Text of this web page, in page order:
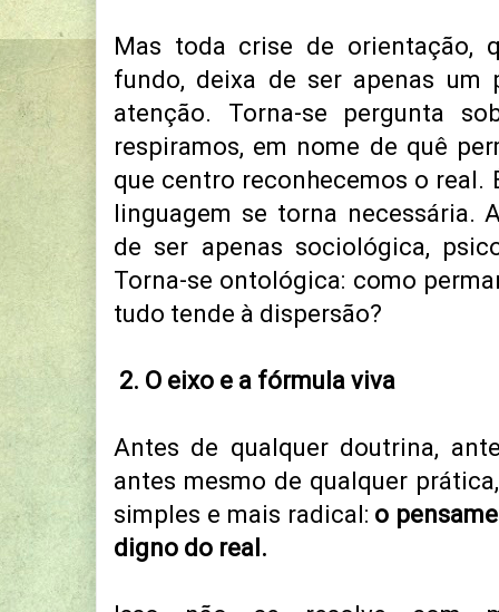
Mas toda crise de orientação,
fundo, deixa de ser apenas um
atenção. Torna-se pergunta
respiramos, em nome de quê
que centro reconhecemos o real.
linguagem se torna necessária.
de ser apenas sociológica,
Torna-se ontológica: como
tudo tende à dispersão?
2. O eixo e a fórmula viva
Antes de qualquer doutrina,
antes mesmo de qualquer
simples e mais radical: o
digno do real.